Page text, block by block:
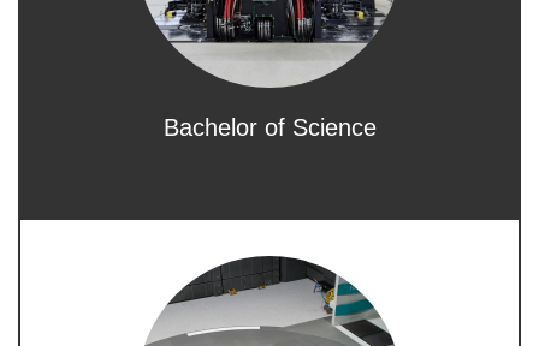
Bachelor of Science